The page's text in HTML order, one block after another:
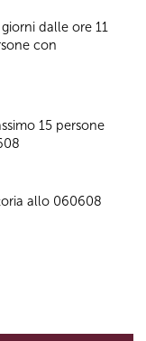
dalle ore 11
con
15 persone
allo 060608